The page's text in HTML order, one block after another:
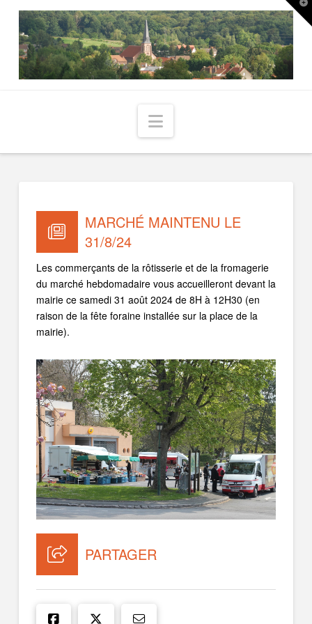
Navigation
MARCHÉ MAINTENU LE
31/8/24
Les commerçants de la rôtisserie et de la fromagerie
du marché hebdomadaire vous accueilleront devant la
mairie ce samedi 31 août 2024 de 8H à 12H30 (en
raison de la fête foraine installée sur la place de la
mairie).
PARTAGER